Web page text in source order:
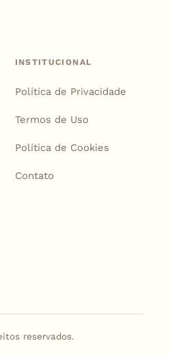
INSTITUCIONAL
Política de Privacidade
Termos de Uso
Política de Cookies
Contato
reservados.